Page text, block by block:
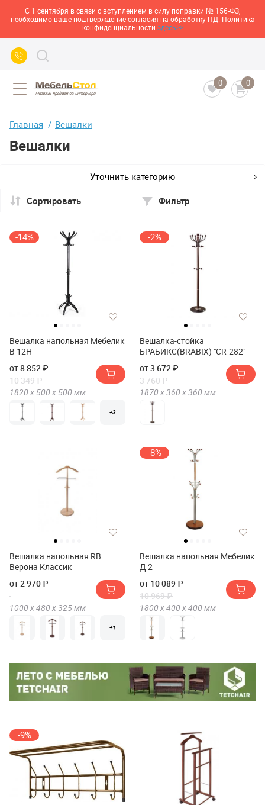
С 1 сентября в связи с вступлением в силу поправки № 156-ФЗ,
необходимо ваше подтверждение согласия на обработку ПД. Политика
конфиденциальности здесь>>
0 0
Главная Вешалки
Вешалки
Уточнить категорию
Сортировать Фильтр
-14%
Вешалка напольная Мебелик
В 12Н
от 8 852 ₽
10 349 ₽
1820 х 500 х 500 мм
+3
-2%
Вешалка-стойка
БРАБИКС(BRABIX) "CR-282"
от 3 672 ₽
3 760 ₽
1870 х360 х360 мм
Вешалка напольная RB
Верона Классик
от 2 970 ₽
1000 х480 х325мм
+1
-8%
Вешалка напольная Мебелик
Д 2
от 10 089 ₽
10 969 ₽
1800 х400 х400 мм
-9%